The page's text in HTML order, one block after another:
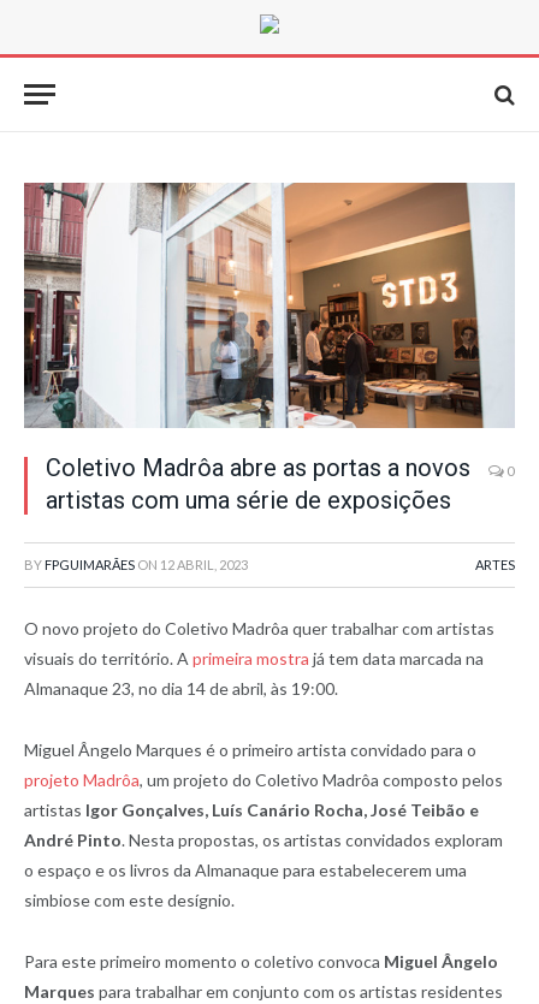
Coletivo Madrôa abre as portas a novos
artistas com uma série de exposições
0
BY FPGUIMARÃES ON 12 ABRIL, 2023 ARTES
O novo projeto do Coletivo Madrôa quer trabalhar com artistas
visuais do território. A primeira mostra já tem data marcada na
Almanaque 23, no dia 14 de abril, às 19:00.
Miguel Ângelo Marques é o primeiro artista convidado para o
projeto Madrôa, um projeto do Coletivo Madrôa composto pelos
artistas Igor Gonçalves, Luís Canário Rocha, José Teibão e
André Pinto. Nesta propostas, os artistas convidados exploram
o espaço e os livros da Almanaque para estabelecerem uma
simbiose com este desígnio.
Para este primeiro momento o coletivo convoca Miguel Ângelo
Marques para trabalhar em conjunto com os artistas residentes